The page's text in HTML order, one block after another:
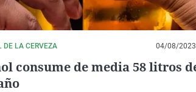
DE LA CERVEZA 04/08/
consume de media 58 litros